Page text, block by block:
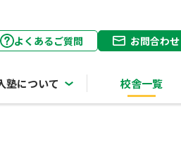
塾について 校舎一覧
よくあるご質問 お問合わせ